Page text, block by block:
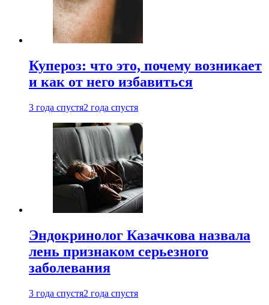
Купероз: что это, почему возникает
и как от него избавиться
3 года спустя2 года спустя
Эндокринолог Казачкова назвала
лень признаком серьезного
заболевания
3 года спустя2 года спустя